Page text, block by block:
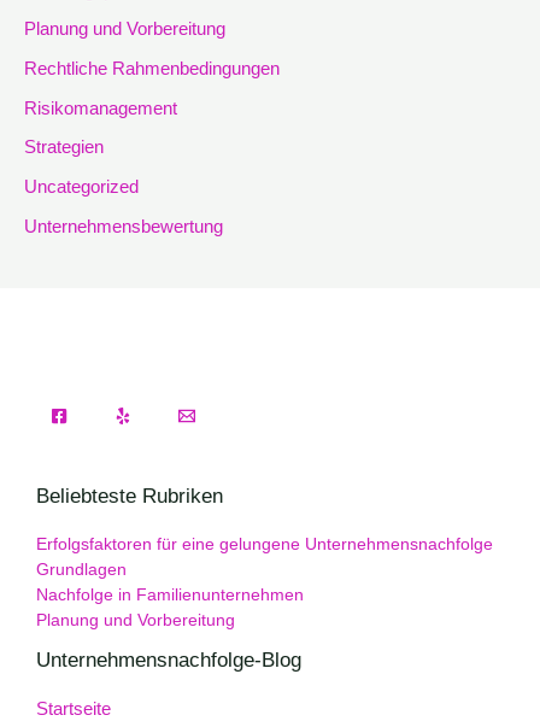
Planung und Vorbereitung
Rechtliche Rahmenbedingungen
Risikomanagement
Strategien
Uncategorized
Unternehmensbewertung
Beliebteste Rubriken
Erfolgsfaktoren für eine gelungene Unternehmensnachfolge
Grundlagen
Nachfolge in Familienunternehmen
Planung und Vorbereitung
Unternehmensnachfolge-Blog
Startseite